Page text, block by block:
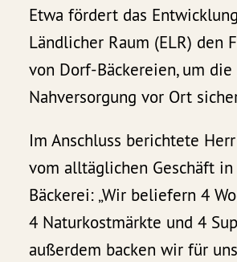
Etwa fördert das
Ländlicher Raum (ELR) den
von Dorf-Bäckereien, um die
Nahversorgung vor Ort
Im Anschluss berichtete
vom alltäglichen Geschäft
Bäckerei: „Wir beliefern 4
4 Naturkostmärkte und 4
außerdem backen wir für